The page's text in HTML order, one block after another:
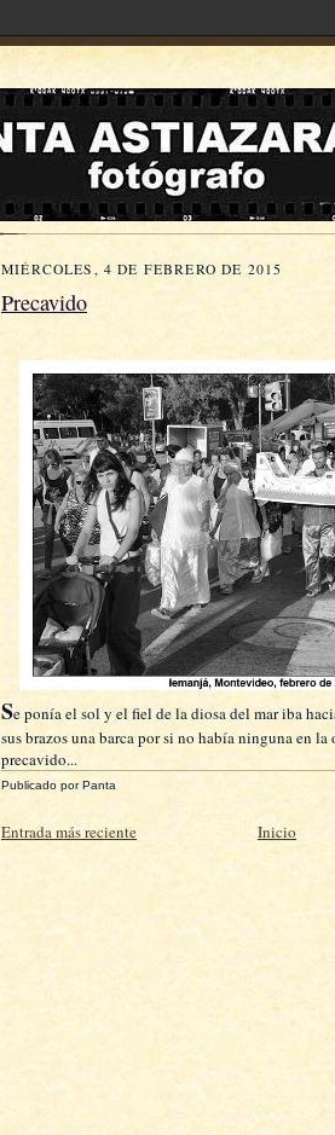
MIÉRCOLES, 4 DE FEBRERO DE 2015
Precavido
Se ponía el sol y el fiel de la diosa del mar iba
sus brazos una barca por si no había ninguna en la
precavido...
Publicado porPanta
Entrada más reciente Inicio